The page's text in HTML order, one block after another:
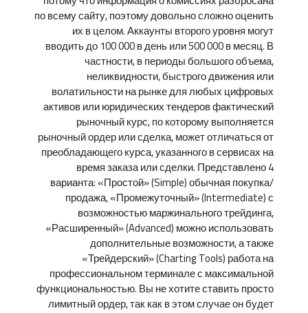
по всему сайту, поэтому довольно сложно оценить
их в целом. Аккаунты второго уровня могут
вводить до 100 000 в день или 500 000 в месяц. В
частности, в периоды большого объема,
неликвидности, быстрого движения или
волатильности на рынке для любых цифровых
активов или юридических тендеров фактический
рыночный курс, по которому выполняется
рыночный ордер или сделка, может отличаться от
преобладающего курса, указанного в сервисах на
время заказа или сделки. Представлено 4
варианта: «Простой» (Simple) обычная покупка/
продажа, «Промежуточный» (Intermediate) с
возможностью маржинального трейдинга,
«Расширенный» (Advanced) можно использовать
дополнительные возможности, а также
«Трейдерский» (Charting Tools) работа на
профессиональном терминале с максимальной
функциональностью. Вы не хотите ставить просто
лимитный ордер, так как в этом случае он будет